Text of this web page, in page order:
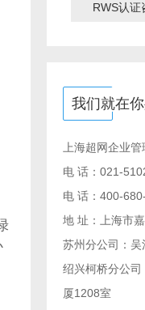
RWS认证
我们就在
上海超网企业
电 话：021-
电 话：400-
地 址：上海市
苏州分公司：
绍兴柯桥分公
厦1208室